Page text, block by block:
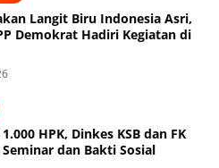
Langit Biru Indonesia Asri,
Demokrat Hadiri Kegiatan di
HPK, Dinkes KSB dan FK
Seminar dan Bakti Sosial